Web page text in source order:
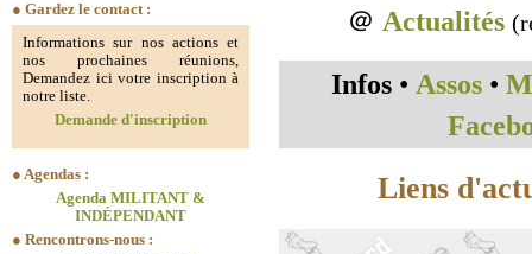
● Gardez le contact :
Informations sur nos actions et
nos prochaines réunions,
Demandez ici votre inscription à
notre liste.
Demande d'inscription
● Agendas :
Agenda MILITANT &
INDÉPENDANT
● Rencontrons-nous :
＠ Actualités
Infos• Assos•
Liens